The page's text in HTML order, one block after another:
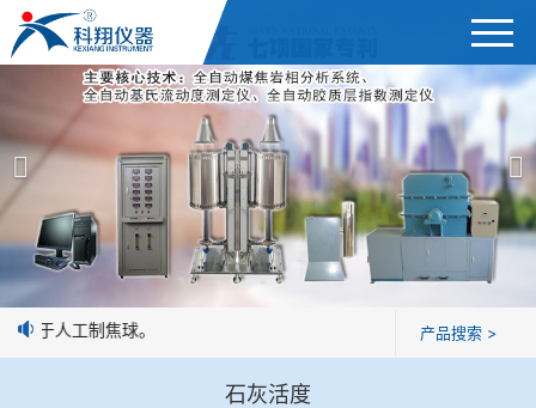
产品展示 ＞
焦炭高温性能检测系统
焦化行业检测及优化配煤设备
球团矿/烧结矿/块矿高温冶金性能检测系统
公司简介
新闻中心
企业业绩
优于人工制焦球。 产品搜索 >
石灰活度